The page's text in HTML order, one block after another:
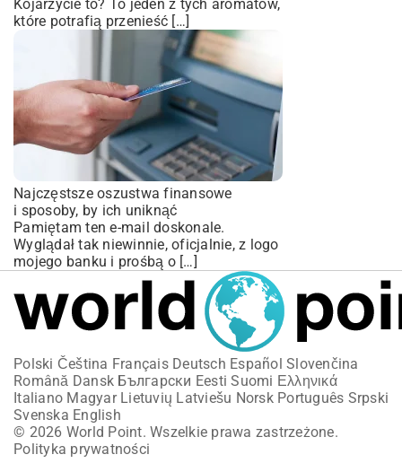
Kojarzycie to? To jeden z tych aromatów,
które potrafią przenieść […]
Najczęstsze oszustwa finansowe
i sposoby, by ich uniknąć
Pamiętam ten e-mail doskonale.
Wyglądał tak niewinnie, oficjalnie, z logo
mojego banku i prośbą o […]
Polski Čeština Français Deutsch Español Slovenčina
Română Dansk Български Eesti Suomi Ελληνικά
Italiano Magyar Lietuvių Latviešu Norsk Português Srpski
Svenska English
© 2026 World Point. Wszelkie prawa zastrzeżone.
Polityka prywatności